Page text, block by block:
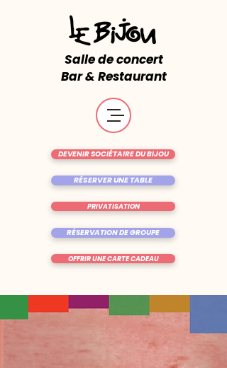
Salle de concert
Bar & Restaurant
RÉSERVER UNE TABLE
OFFRIR UNE CARTE CADEAU
DEVENIR SOCIÉTAIRE DU BIJOU
RÉSERVATION DE GROUPE
PRIVATISATION